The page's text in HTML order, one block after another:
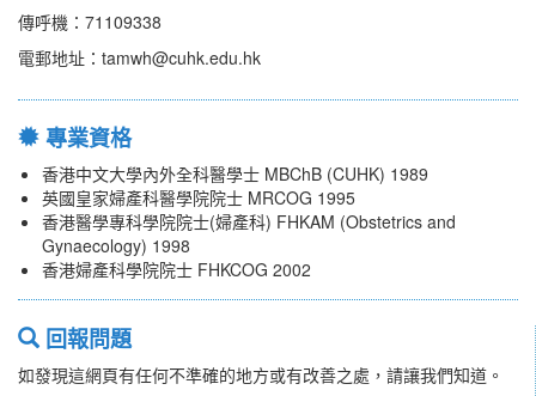
傳呼機：71109338
電郵地址：tamwh@cuhk.edu.hk
專業資格
香港中文大學內外全科醫學士 MBChB (CUHK) 1989
英國皇家婦產科醫學院院士 MRCOG 1995
香港醫學專科學院院士(婦產科) FHKAM (Obstetrics and
Gynaecology) 1998
香港婦產科學院院士 FHKCOG 2002
回報問題
如發現這網頁有任何不準確的地方或有改善之處，請讓我們知道。